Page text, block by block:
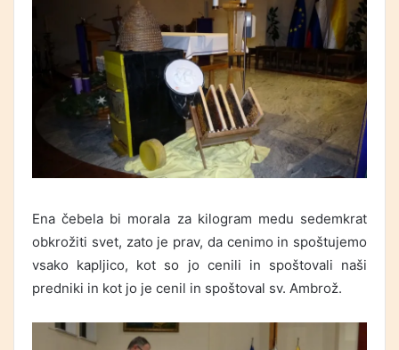
Ena čebela bi morala za kilogram medu sedemkrat
obkrožiti svet, zato je prav, da cenimo in spoštujemo
vsako kapljico, kot so jo cenili in spoštovali naši
predniki in kot jo je cenil in spoštoval sv. Ambrož.